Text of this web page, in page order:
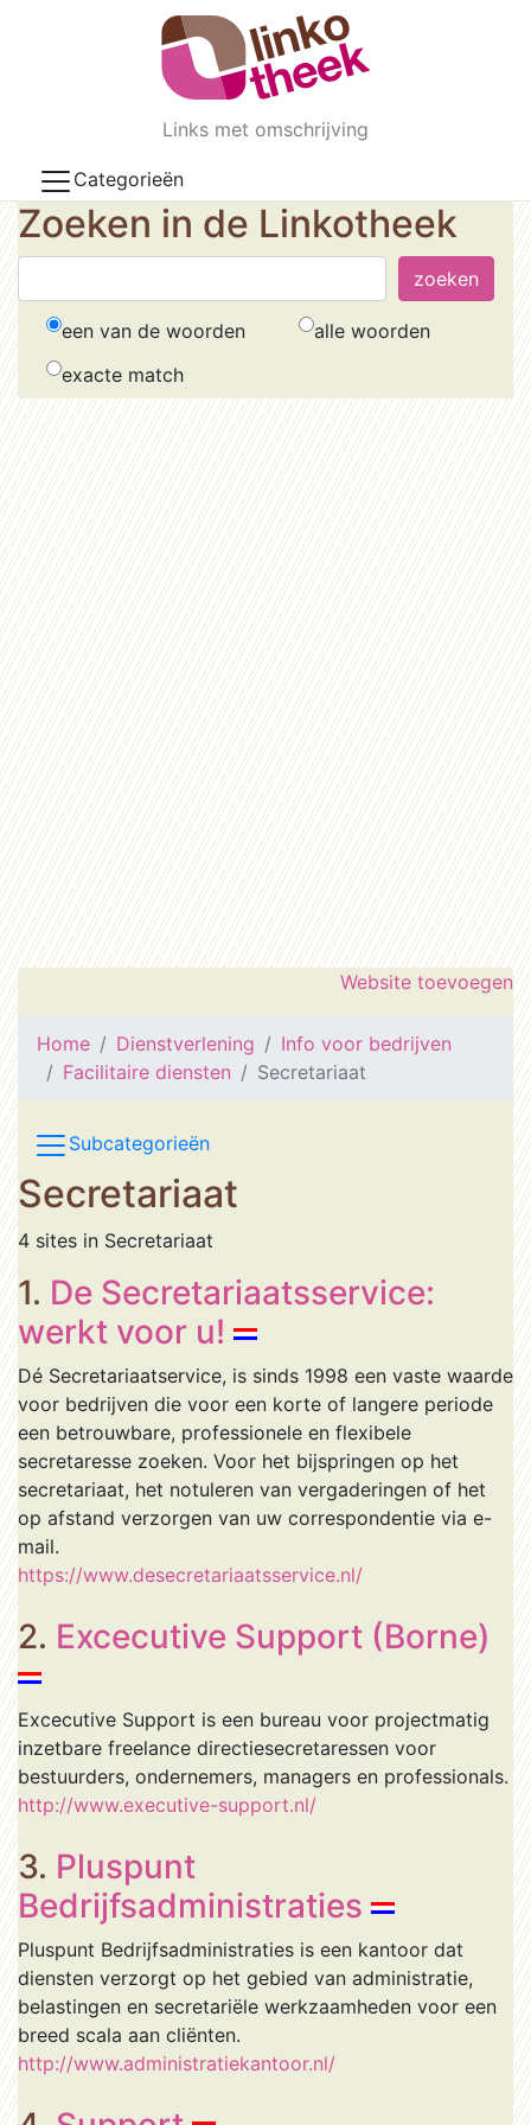
Skip to main content
Links met omschrijving
Categorieën
Zoeken in de Linkotheek
een van de woorden
alle woorden
exacte match
Website toevoegen
Home Dienstverlening
Info voor bedrijven
Facilitaire diensten
Secretariaat
Subcategorieën
Secretariaat
4 sites in Secretariaat
1. De Secretariaatsservice:
werkt voor u!
Dé Secretariaatservice, is sinds 1998 een vaste waarde
voor bedrijven die voor een korte of langere periode
een betrouwbare, professionele en flexibele
secretaresse zoeken. Voor het bijspringen op het
secretariaat, het notuleren van vergaderingen of het
op afstand verzorgen van uw correspondentie via e-
mail.
https://www.desecretariaatsservice.nl/
2. Excecutive Support (Borne)
Excecutive Support is een bureau voor projectmatig
inzetbare freelance directiesecretaressen voor
bestuurders, ondernemers, managers en professionals.
http://www.executive-support.nl/
3. Pluspunt
Bedrijfsadministraties
Pluspunt Bedrijfsadministraties is een kantoor dat
diensten verzorgt op het gebied van administratie,
belastingen en secretariële werkzaamheden voor een
breed scala aan cliënten.
http://www.administratiekantoor.nl/